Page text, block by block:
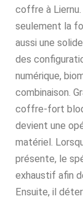
coffre à
seulement la
aussi une
des
numérique,
combinaison.
coffre-fort
devient une
matériel.
présente, le
exhaustif afin
Ensuite, il